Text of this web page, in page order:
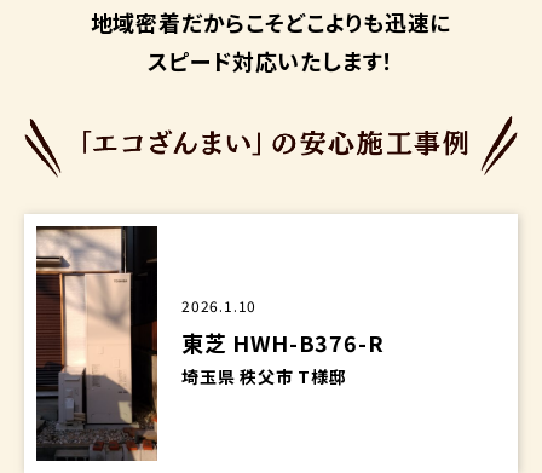
地域密着だからこそどこよりも迅速に
スピード対応いたします！
2026.1.10
東芝 HWH-B376-R
埼玉県 秩父市 T様邸